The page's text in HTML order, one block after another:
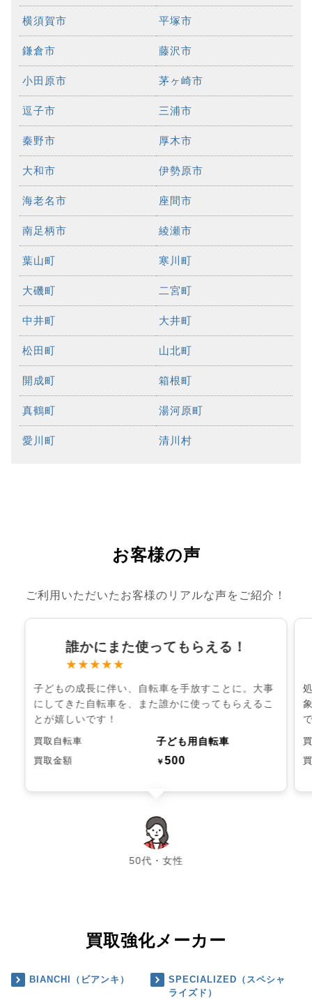
横須賀市 平塚市
鎌倉市 藤沢市
小田原市 茅ヶ崎市
逗子市 三浦市
秦野市 厚木市
大和市 伊勢原市
海老名市 座間市
南足柄市 綾瀬市
葉山町 寒川町
大磯町 二宮町
中井町 大井町
松田町 山北町
開成町 箱根町
真鶴町 湯河原町
愛川町 清川村
お客様の声
ご利用いただいたお客様のリアルな声をご紹介！
誰かにまた使ってもらえる！
★★★★★
子どもの成長に伴い、自転車を手放すことに。大事
にしてきた自転車を、また誰かに使ってもらえるこ
とが嬉しいです！
買取自転車 子ども用自転車
買取金額 ￥500
50代・女性
chevron_left chevron_right
買取強化メーカー
BIANCHI（ビアンキ）
SPECIALIZED（スペシャ
ライズド）